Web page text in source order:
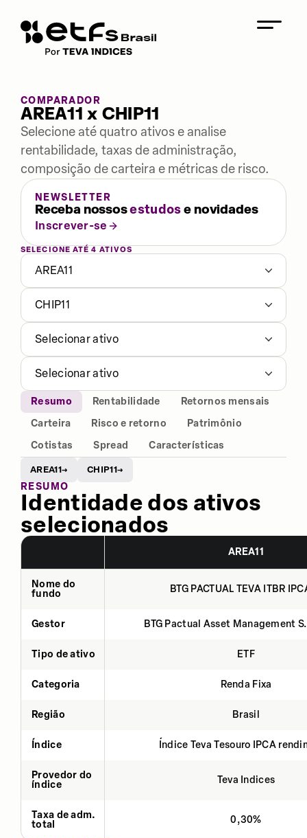
COMPARADOR
AREA11 x CHIP11
Selecione até quatro ativos e analise
rentabilidade, taxas de administração,
composição de carteira e métricas de risco.
NEWSLETTER
Receba nossosestudose novidades
Inscrever-se
SELECIONE ATÉ 4 ATIVOS
AREA11
CHIP11
Selecionar ativo
Selecionar ativo
Resumo Rentabilidade
Retornos mensais
Carteira
Risco e retorno
Patrimônio
Cotistas
Spread Características
AREA11→ CHIP11→
RESUMO
Identidade dos ativos
selecionados
AREA11
Nome do
fundo
BTG PACTUAL TEVA ITBR
Gestor BTG Pactual Asset Management
Tipo de ativo ETF
Categoria Renda Fixa
Região Brasil
Índice Índice Teva Tesouro IPCA
Provedor do
índice
Teva Indices
Taxa de adm.
total
0,30%